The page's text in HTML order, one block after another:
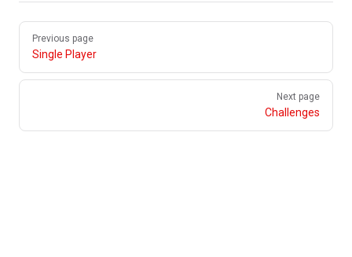
Pager
Previous page
Single Player
Next page
Challenges